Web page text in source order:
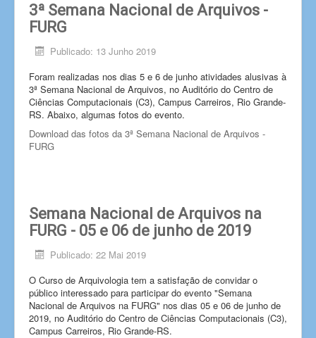
3ª Semana Nacional de Arquivos -
FURG
Publicado: 13 Junho 2019
Foram realizadas nos dias 5 e 6 de junho atividades alusivas à
3ª Semana Nacional de Arquivos, no Auditório do Centro de
Ciências Computacionais (C3), Campus Carreiros, Rio Grande-
RS. Abaixo, algumas fotos do evento.
Download das fotos da 3ª Semana Nacional de Arquivos -
FURG
Semana Nacional de Arquivos na
FURG - 05 e 06 de junho de 2019
Publicado: 22 Mai 2019
O Curso de Arquivologia tem a satisfação de convidar o
público interessado para participar do evento "Semana
Nacional de Arquivos na FURG" nos dias 05 e 06 de junho de
2019, no Auditório do Centro de Ciências Computacionais (C3),
Campus Carreiros, Rio Grande-RS.